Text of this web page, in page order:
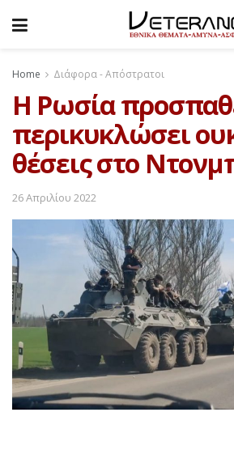
Home Διάφορα - Απόστρατοι
Η Ρωσία
περικυκλώσει
θέσεις στο
26 Απριλίου 2022